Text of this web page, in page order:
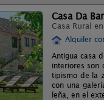
Casa Da
Casa Rural en
Alquiler
Antigua casa
interiores son
tipismo de la
con una
leña, en el